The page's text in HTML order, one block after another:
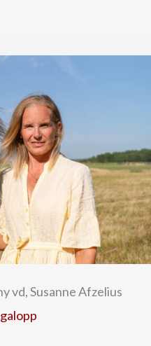
vd, Susanne Afzelius